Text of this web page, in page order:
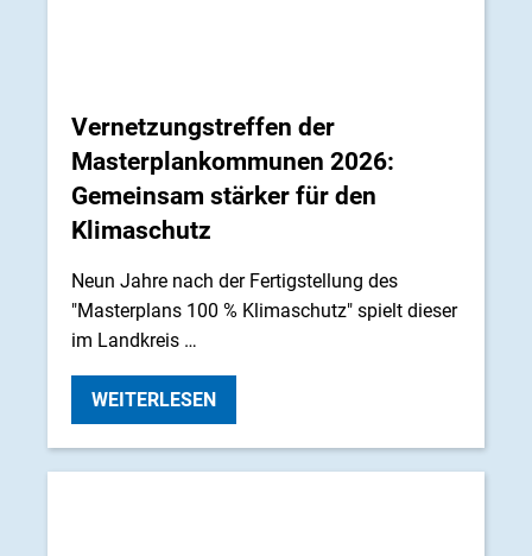
Vernetzungstreffen der
Masterplankommunen 2026:
Gemeinsam stärker für den
Klimaschutz
Neun Jahre nach der Fertigstellung des
"Masterplans 100 % Klimaschutz" spielt dieser
im Landkreis …
WEITERLESEN